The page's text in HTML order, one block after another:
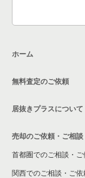
高石市の飲食店
大阪市鶴見区の
大阪市浪速区の
八尾市の飲食店
大東市の飲食店
ホーム
無料査定のご依頼
居抜きプラスについて
売却のご依頼・ご相談
首都圏でのご相談・ご
関西でのご相談・ご依